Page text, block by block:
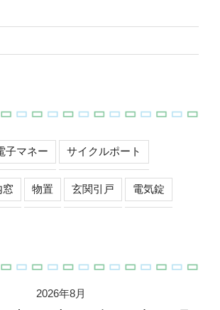
子マネー サイクルポート
窓 物置 玄関引戸 電気錠
2026年8月